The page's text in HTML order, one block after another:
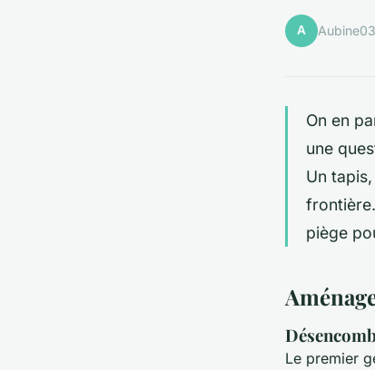
A Aubine
On en
une
Un
piège
Le premier